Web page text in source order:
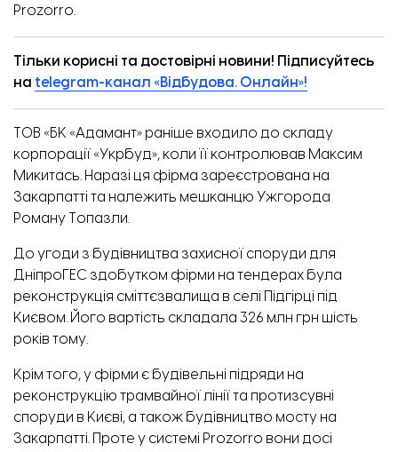
Prozorro.
Тільки корисні та достовірні новини! Підписуйтесь
на telegram-канал «Відбудова. Онлайн»!
ТОВ «БК «Адамант» раніше входило до складу
корпорації «Укрбуд», коли її контролював Максим
Микитась. Наразі ця фірма зареєстрована на
Закарпатті та належить мешканцю Ужгорода
Роману Топазли.
До угоди з будівництва захисної споруди для
ДніпроГЕС здобутком фірми на тендерах була
реконструкція сміттєзвалища в селі Підгірці під
Києвом. Його вартість складала 326 млн грн шість
років тому.
Крім того, у фірми є будівельні підряди на
реконструкцію трамвайної лінії та протизсувні
споруди в Києві, а також будівництво мосту на
Закарпатті. Проте у системі Prozorro вони досі